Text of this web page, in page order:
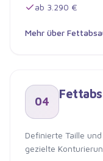
ab 3.290 €
Mehr über
04
Definierte Taille
gezielte